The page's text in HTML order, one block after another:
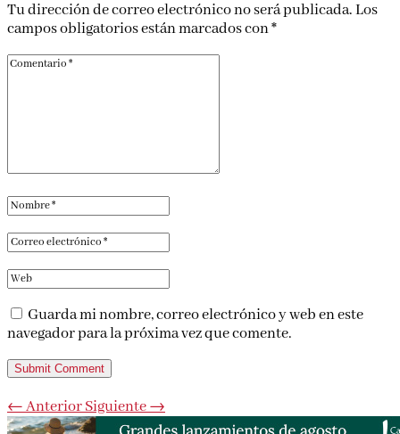
Tu dirección de correo electrónico no será publicada.Los
campos obligatorios están marcados con*
Guarda mi nombre, correo electrónico y web en este
navegador para la próxima vez que comente.
Submit Comment
←AnteriorSiguiente→